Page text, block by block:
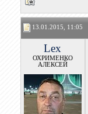
13.01.2015, 11:05
Lex
ОХРИМЕНКО
АЛЕКСЕЙ